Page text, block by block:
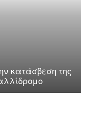
κατάσβεση της